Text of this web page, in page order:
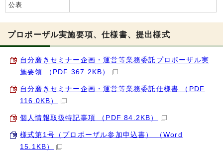
公表
プロポーザル実施要項、仕様書、提出様式
自分磨きセミナー企画・運営等業務委託プロポーザル実
施要領 （PDF 367.2KB）
自分磨きセミナー企画・運営等業務委託仕様書 （PDF
116.0KB）
個人情報取扱特記事項 （PDF 84.2KB）
様式第1号（プロポーザル参加申込書） （Word
15.1KB）